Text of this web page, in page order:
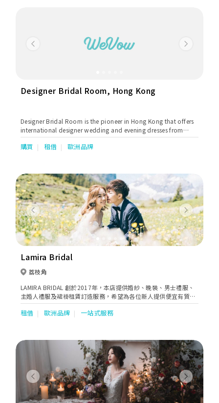
Previous Next
Designer Bridal Room, Hong Kong
Designer Bridal Room is the pioneer in Hong Kong that offers
international designer wedding and evening dresses from
world's most prestigious and sought-after names such as
Alessandra Rinaudo, Annasul Y, Atelier Pronovias, Dimitrius
Rosa Clara, Saiid Kobeisy, Soft by Rosa Clara, Tony Ward,
Valentino, Viktor & Rolf and Zuhair Murad.
購買 租借 歐洲品牌
Previous Next
Lamira Bridal
荔枝角
LAMIRA BRIDAL 創於2017年，本店提供婚紗、晚裝、男士禮服、
主婚人禮服及裙褂租賃訂造服務，希望為各位新人提供便宜有質素
的優質服務。
租借 歐洲品牌 一站式服務
Previous Next